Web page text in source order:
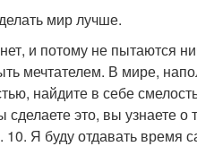
мир лучше.
и потому не пытаются
мечтателем. В мире,
найдите в себе
это, вы узнаете о
Я буду отдавать время